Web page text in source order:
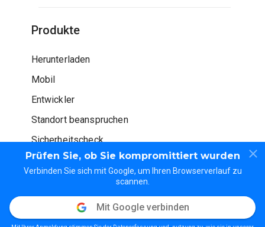
Prüfen Sie, ob Sie kompromittiert wurden
Verbinden Sie sich mit Google, um Ihren Browserverlauf zu
scannen.
Mit Google verbinden
Produkte
Herunterladen
Mobil
Entwickler
Standort beanspruchen
Sicherheitscheck
© WOT Dienstleistungen LP. Alle Rechte vorbehalten